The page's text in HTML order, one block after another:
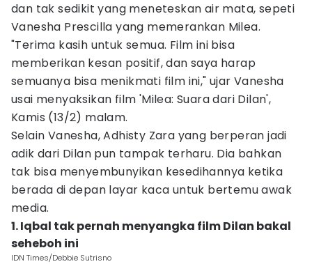
dan tak sedikit yang meneteskan air mata, sepeti
Vanesha Prescilla yang memerankan Milea.
"Terima kasih untuk semua. Film ini bisa
memberikan kesan positif, dan saya harap
semuanya bisa menikmati film ini," ujar Vanesha
usai menyaksikan film 'Milea: Suara dari Dilan',
Kamis (13/2) malam.
Selain Vanesha, Adhisty Zara yang berperan jadi
adik dari Dilan pun tampak terharu. Dia bahkan
tak bisa menyembunyikan kesedihannya ketika
berada di depan layar kaca untuk bertemu awak
media.
1. Iqbal tak pernah menyangka film Dilan bakal
seheboh ini
IDN Times/Debbie Sutrisno